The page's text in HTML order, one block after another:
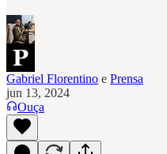
Gabriel Florentino e Prensa
jun 13, 2024
Ouça